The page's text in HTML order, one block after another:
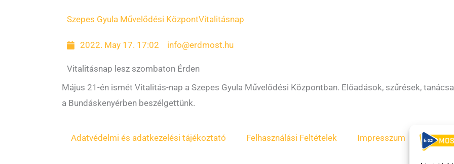
Szepes Gyula Művelődési KözpontVitalitásnap
2022. May 17. 17:02 info@erdmost.hu
Vitalitásnap lesz szombaton Érden
Május 21-én ismét Vitalitás-nap a Szepes Gyula Művelődési Központban. Előadások, szűrések,
a Bundáskenyérben beszélgettünk.
Adatvédelmi és adatkezelési tájékoztató Felhasználási Feltételek Impresszum ÁSZF